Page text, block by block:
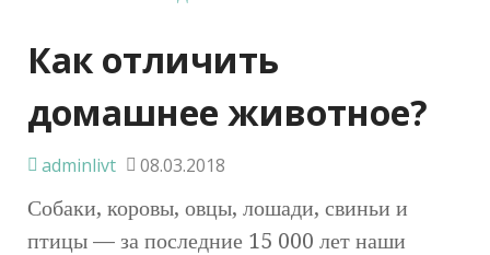
Как отличить
домашнее животное?
adminlivt 08.03.2018
Собаки, коровы, овцы, лошади, свиньи и
птицы — за последние 15 000 лет наши